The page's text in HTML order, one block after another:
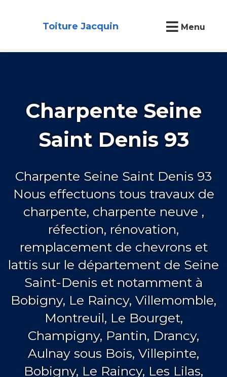
Toiture Jacquin Menu
Charpente Seine
Saint Denis 93
Charpente Seine Saint Denis 93
Nous effectuons tous travaux de
charpente, charpente neuve ,
réfection, rénovation,
remplacement de chevrons et
lattis sur le département de Seine
Saint-Denis et notamment à
Bobigny, Le Raincy, Villemomble,
Montreuil, Le Bourget,
Champigny, Pantin, Drancy,
Aulnay sous Bois, Villepinte,
Bobigny, Le Raincy, Les Lilas,